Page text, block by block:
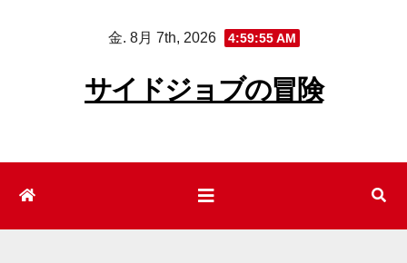
ッ
金. 8月 7th, 2026 4:59:56 AM
サイドジョブの冒険